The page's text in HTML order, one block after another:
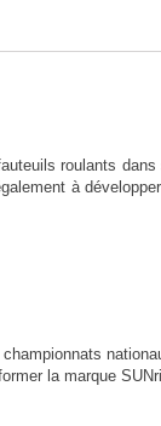
roulants
à
la marque